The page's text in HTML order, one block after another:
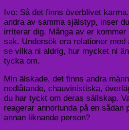
Ivo: Så det finns överblivet
andra av samma själstyp, inser
irriterar dig. Många av er
sak. Undersök era relationer med
se vilka ni aldrig, hur mycket ni
tycka om.
Min älskade, det finns andra
nedlåtande, chauvinistiska,
du har tyckt om deras sällskap.
reagerar annorlunda på en sådan
annan liknande person?